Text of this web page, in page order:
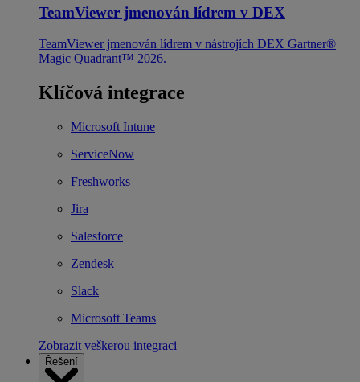
TeamViewer jmenován lídrem v DEX
TeamViewer jmenován lídrem v nástrojích DEX Gartner®
Magic Quadrant™ 2026.
Klíčová integrace
Microsoft Intune
ServiceNow
Freshworks
Jira
Salesforce
Zendesk
Slack
Microsoft Teams
Zobrazit veškerou integraci
Řešení